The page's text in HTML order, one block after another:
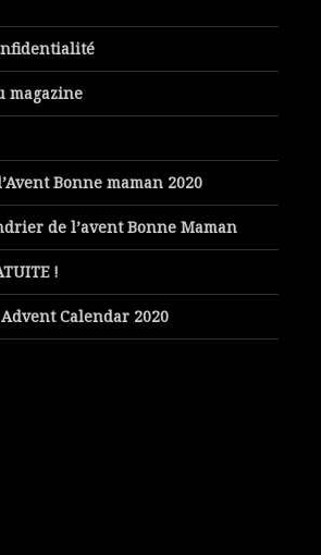
magazine
Bonne maman 2020
de l’avent Bonne Maman
!
Calendar 2020